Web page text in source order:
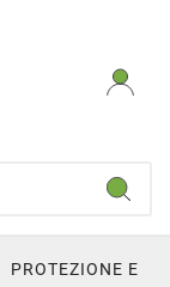
PROTEZIONE E